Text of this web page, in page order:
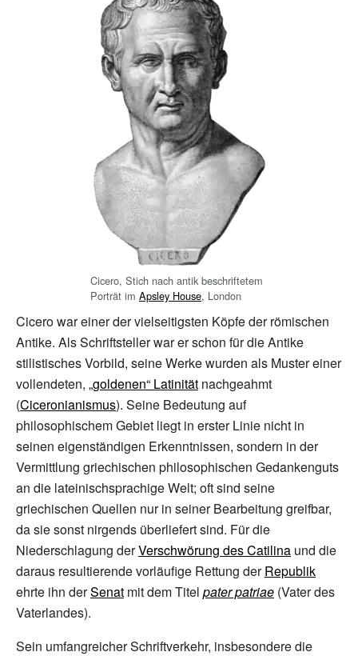
Cicero, Stich nach antik beschriftetem
Porträt im Apsley House, London
Cicero war einer der vielseitigsten Köpfe der römischen
Antike. Als Schriftsteller war er schon für die Antike
stilistisches Vorbild, seine Werke wurden als Muster einer
vollendeten, „goldenen“ Latinität nachgeahmt
(Ciceronianismus). Seine Bedeutung auf
philosophischem Gebiet liegt in erster Linie nicht in
seinen eigenständigen Erkenntnissen, sondern in der
Vermittlung griechischen philosophischen Gedankenguts
an die lateinischsprachige Welt; oft sind seine
griechischen Quellen nur in seiner Bearbeitung greifbar,
da sie sonst nirgends überliefert sind. Für die
Niederschlagung derVerschwörung des Catilina und die
daraus resultierende vorläufige Rettung derRepublik
ehrte ihn derSenat mit dem Titel pater patriae (Vater des
Vaterlandes).
Sein umfangreicher Schriftverkehr, insbesondere die